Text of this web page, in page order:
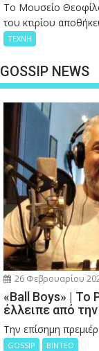
Το Μουσείο
του κτιρίου
ΤΕΧΝΗ
GOSSIP NEWS
26 Φεβρουαρίου
«Ball Boys» | Το
έλλειπε από
Την επίσημη
GOSSIP ΒΙΝΤΕΟ